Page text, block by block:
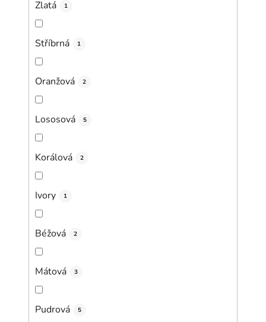
Zlatá 1
Stříbrná 1
Oranžová 2
Lososová 5
Korálová 2
Ivory 1
Béžová 2
Mátová 3
Pudrová 5